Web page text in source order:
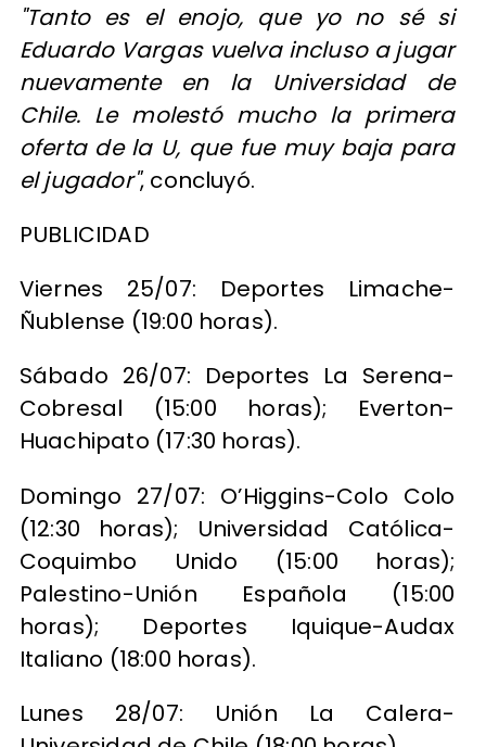
"Tanto es el enojo, que yo no sé si
Eduardo Vargas vuelva incluso a jugar
nuevamente en la Universidad de
Chile. Le molestó mucho la primera
oferta de la U, que fue muy baja para
el jugador", concluyó.
PUBLICIDAD
Viernes 25/07: Deportes Limache-
Ñublense (19:00 horas).
Sábado 26/07: Deportes La Serena-
Cobresal (15:00 horas); Everton-
Huachipato (17:30 horas).
Domingo 27/07: O’Higgins-Colo Colo
(12:30 horas); Universidad Católica-
Coquimbo Unido (15:00 horas);
Palestino-Unión Española (15:00
horas); Deportes Iquique-Audax
Italiano (18:00 horas).
Lunes 28/07: Unión La Calera-